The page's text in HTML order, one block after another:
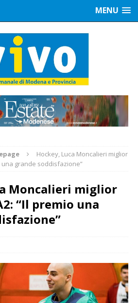
MENU
Hockey, Luca Moncalieri miglior
una grande soddisfazione”
Moncalieri miglior
“Il premio una